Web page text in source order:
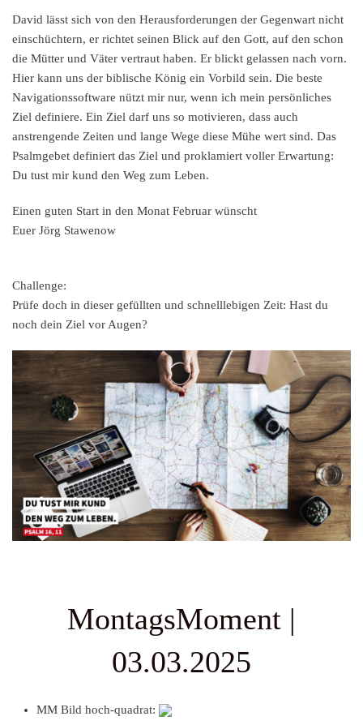
David lässt sich von den Herausforderungen der Gegenwart nicht
einschüchtern, er richtet seinen Blick auf den Gott, auf den schon
die Mütter und Väter vertraut haben. Er blickt gelassen nach vorn.
Hier kann uns der biblische König ein Vorbild sein. Die beste
Navigationssoftware nützt mir nur, wenn ich mein persönliches
Ziel definiere. Ein Ziel darf uns so motivieren, dass auch
anstrengende Zeiten und lange Wege diese Mühe wert sind. Das
Psalmgebet definiert das Ziel und proklamiert voller Erwartung:
Du tust mir kund den Weg zum Leben.
Einen guten Start in den Monat Februar wünscht
Euer Jörg Stawenow
Challenge:
Prüfe doch in dieser gefüllten und schnelllebigen Zeit: Hast du
noch dein Ziel vor Augen?
MontagsMoment |
03.03.2025
MM Bild hoch-quadrat: